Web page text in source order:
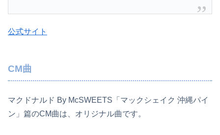
公式サイト
CM曲
マクドナルド By McSWEETS「マックシェイク 沖縄パイ
ン」篇のCM曲は、オリジナル曲です。